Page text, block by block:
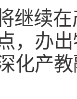
继续
，办
化产